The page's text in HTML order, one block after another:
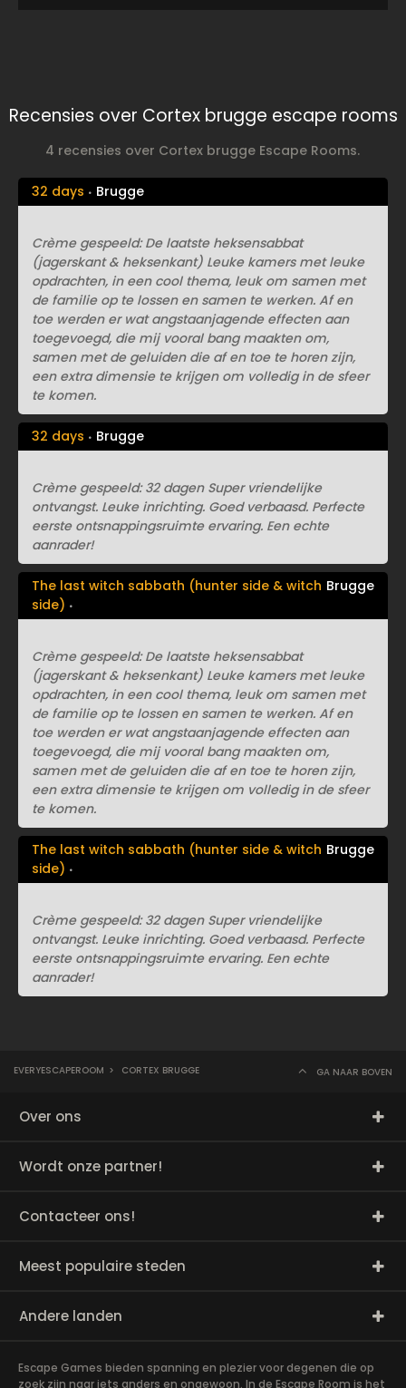
Recensies over Cortex brugge escape rooms
4 recensies over Cortex brugge Escape Rooms.
32 days Brugge
Crème gespeeld: De laatste heksensabbat
(jagerskant & heksenkant) Leuke kamers met leuke
opdrachten, in een cool thema, leuk om samen met
de familie op te lossen en samen te werken. Af en
toe werden er wat angstaanjagende effecten aan
toegevoegd, die mij vooral bang maakten om,
samen met de geluiden die af en toe te horen zijn,
een extra dimensie te krijgen om volledig in de sfeer
te komen.
32 days Brugge
Crème gespeeld: 32 dagen Super vriendelijke
ontvangst. Leuke inrichting. Goed verbaasd. Perfecte
eerste ontsnappingsruimte ervaring. Een echte
aanrader!
The last witch sabbath (hunter side & witch
side)
Brugge
Crème gespeeld: De laatste heksensabbat
(jagerskant & heksenkant) Leuke kamers met leuke
opdrachten, in een cool thema, leuk om samen met
de familie op te lossen en samen te werken. Af en
toe werden er wat angstaanjagende effecten aan
toegevoegd, die mij vooral bang maakten om,
samen met de geluiden die af en toe te horen zijn,
een extra dimensie te krijgen om volledig in de sfeer
te komen.
The last witch sabbath (hunter side & witch
side)
Brugge
Crème gespeeld: 32 dagen Super vriendelijke
ontvangst. Leuke inrichting. Goed verbaasd. Perfecte
eerste ontsnappingsruimte ervaring. Een echte
aanrader!
EVERYESCAPEROOM > CORTEX BRUGGE GA NAAR BOVEN
Over ons
Wordt onze partner!
Contacteer ons!
Meest populaire steden
Andere landen
Escape Games bieden spanning en plezier voor degenen die op
zoek zijn naar iets anders en ongewoon. In de Escape Room is het